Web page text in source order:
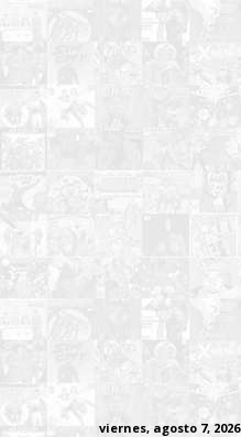
viernes, agosto 7, 2026